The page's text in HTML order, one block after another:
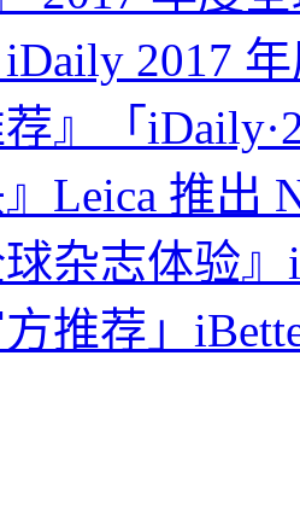
iDaily 2017
荐』「
』Leica 推出
球杂志体验
方推荐」